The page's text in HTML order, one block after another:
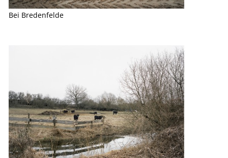
Bei Bredenfelde